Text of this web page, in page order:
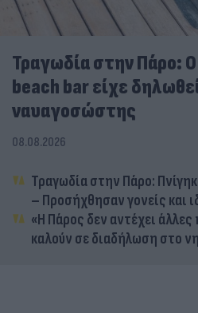
Τραγωδία στην Πάρο:
beach bar είχε
ναυαγοσώστης
08.08.2026
Τραγωδία στην Πάρο:
– Προσήχθησαν γονείς και
«Η Πάρος δεν αντέχει
καλούν σε διαδήλωση στο